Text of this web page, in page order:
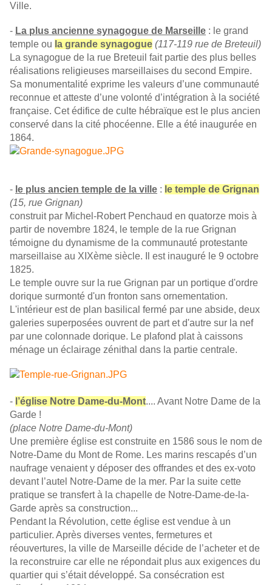
Ville.
- La plus ancienne synagogue de Marseille : le grand
temple ou la grande synagogue (117-119 rue de Breteuil)
La synagogue de la rue Breteuil fait partie des plus belles
réalisations religieuses marseillaises du second Empire.
Sa monumentalité exprime les valeurs d’une communauté
reconnue et atteste d’une volonté d’intégration à la société
française. Cet édifice de culte hébraïque est le plus ancien
conservé dans la cité phocéenne. Elle a été inaugurée en
1864.
- le plus ancien temple de la ville : le temple de Grignan
(15, rue Grignan)
construit par Michel-Robert Penchaud en quatorze mois à
partir de novembre 1824, le temple de la rue Grignan
témoigne du dynamisme de la communauté protestante
marseillaise au XIXème siècle. Il est inauguré le 9 octobre
1825.
Le temple ouvre sur la rue Grignan par un portique d'ordre
dorique surmonté d'un fronton sans ornementation.
L'intérieur est de plan basilical fermé par une abside, deux
galeries superposées ouvrent de part et d'autre sur la nef
par une colonnade dorique. Le plafond plat à caissons
ménage un éclairage zénithal dans la partie centrale.
- l’église Notre Dame-du-Mont.... Avant Notre Dame de la
Garde !
(place Notre Dame-du-Mont)
Une première église est construite en 1586 sous le nom de
Notre-Dame du Mont de Rome. Les marins rescapés d’un
naufrage venaient y déposer des offrandes et des ex-voto
devant l’autel Notre-Dame de la mer. Par la suite cette
pratique se transfert à la chapelle de Notre-Dame-de-la-
Garde après sa construction...
Pendant la Révolution, cette église est vendue à un
particulier. Après diverses ventes, fermetures et
réouvertures, la ville de Marseille décide de l’acheter et de
la reconstruire car elle ne répondait plus aux exigences du
quartier qui s’était développé. Sa consécration est